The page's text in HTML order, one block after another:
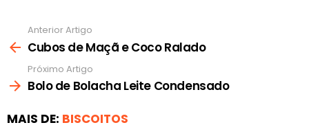
mais
Anterior Artigo
Cubos de Maçã e Coco Ralado
Próximo Artigo
Bolo de Bolacha Leite Condensado
MAIS DE: BISCOITOS